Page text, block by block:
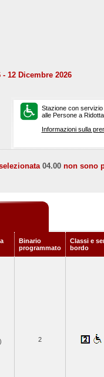
- 12 Dicembre 2026
Stazione con
alle Persone a
Informazioni sulla
04.00 non sono
Binario
programmato
Classi e
bordo
2